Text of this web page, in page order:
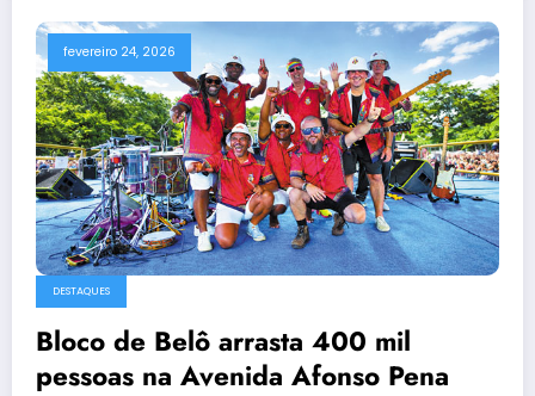
fevereiro 24, 2026
DESTAQUES
Bloco de Belô arrasta 400 mil
pessoas na Avenida Afonso Pena